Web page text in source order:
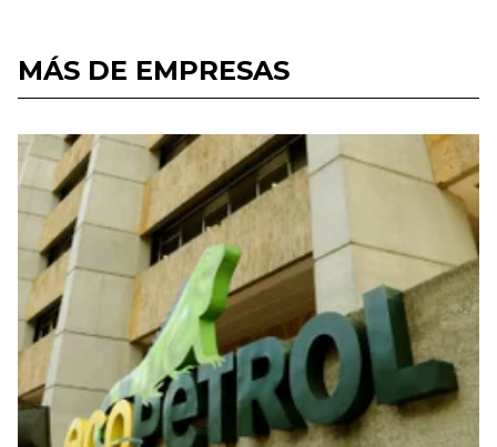
MÁS DE EMPRESAS